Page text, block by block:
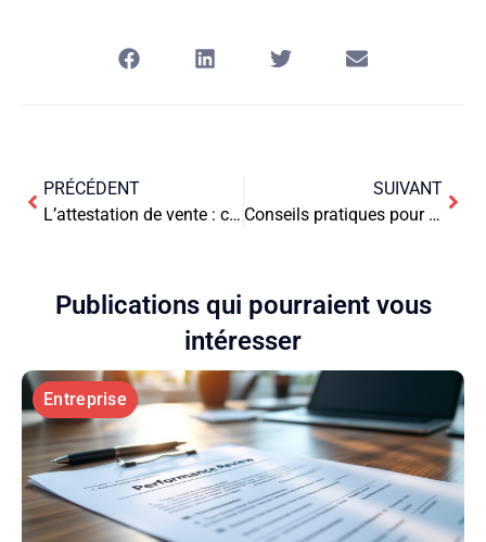
PRÉCÉDENT
L’attestation de vente : comment la rédiger efficacement et sans erreurs
SUIVANT
Conseils pratiques pour améliorer le suivi de flotte automobile
Publications qui pourraient vous
intéresser
Entreprise